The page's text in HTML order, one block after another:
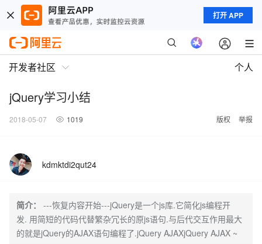
打开 APP
开发者社区 个人
jQuery学习小结
2018-05-07 1019 版权 举报
kdmktdi2qut24
简介：
---恢复内容开始---jQuery是一个js库.它简化js编程开
发. 用简短的代码代替繁杂冗长的原js语句.与后代交互作用最大
的就是jQuery的AJAX语句编程了.jQuery AJAXjQuery AJAX ~